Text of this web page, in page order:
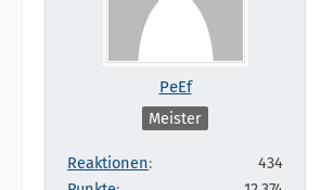
PeEf
Meister
Reaktionen
434